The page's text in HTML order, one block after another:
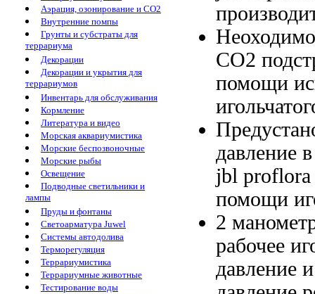
Аэрация, озонирование и CO2
Внутренние помпы
Грунты и субстраты для
террариума
Декорации
Декорации и укрытия для
террариумов
Инвентарь для обслуживания
Кормление
Литература и видео
Морская аквариумистика
Морские беспозвоночные
Морские рыбы
Освещение
Подводные светильники и
лампы
Пруды и фонтаны
Светоарматура Juwel
Системы автодолива
Терморегуляция
Террариумистика
Террариумные животные
Тестирование воды
CO2
помощи
давление
jbl proflora
помощи
2
рабочее
давление